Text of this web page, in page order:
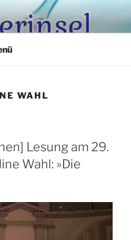
WAHL
Lesung am 29.
Wahl: »Die